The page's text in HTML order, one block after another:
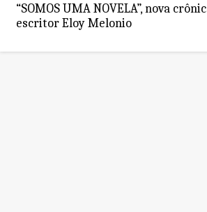
“SOMOS UMA NOVELA”, nova
escritor Eloy Melonio